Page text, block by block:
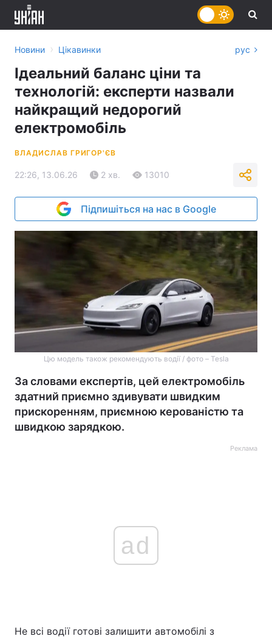
Новини › Цікавинки рус
Ідеальний баланс ціни та
технологій: експерти назвали
найкращий недорогий
електромобіль
ВЛАДИСЛАВ ГРИГОР'ЄВ
22:26, 13.06.26 2 хв. 13010
Підпишіться на нас в Google
Цю модель також рекомендують водії / фото – Tesla
За словами експертів, цей електромобіль
здатний приємно здивувати швидким
прискоренням, приємною керованістю та
швидкою зарядкою.
Реклама
ad
Не всі водії готові залишити автомобілі з